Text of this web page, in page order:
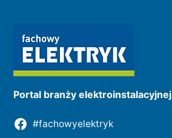
Portal branży elektroinstalacyjnej
#fachowyelektryk